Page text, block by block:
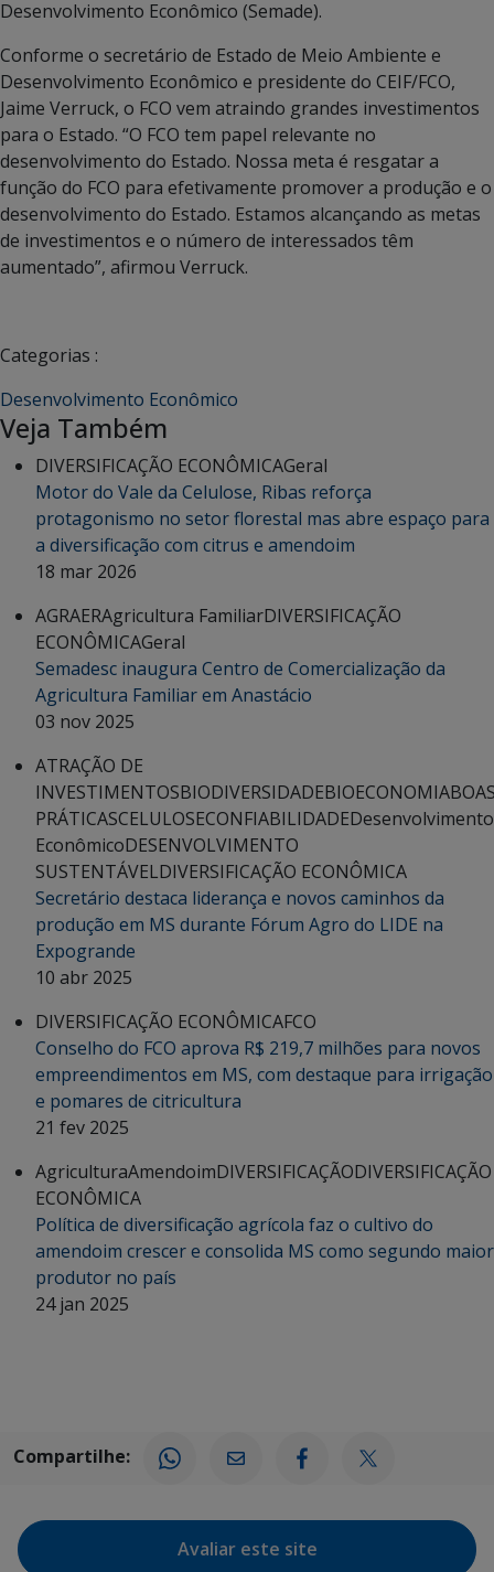
Desenvolvimento Econômico (Semade).
Conforme o secretário de Estado de Meio Ambiente e
Desenvolvimento Econômico e presidente do CEIF/FCO,
Jaime Verruck, o FCO vem atraindo grandes investimentos
para o Estado. “O FCO tem papel relevante no
desenvolvimento do Estado. Nossa meta é resgatar a
função do FCO para efetivamente promover a produção e o
desenvolvimento do Estado. Estamos alcançando as metas
de investimentos e o número de interessados têm
aumentado”, afirmou Verruck.
Categorias :
Desenvolvimento Econômico
Veja Também
DIVERSIFICAÇÃO ECONÔMICAGeral
Motor do Vale da Celulose, Ribas reforça
protagonismo no setor florestal mas abre espaço para
a diversificação com citrus e amendoim
18 mar 2026
AGRAERAgricultura FamiliarDIVERSIFICAÇÃO
ECONÔMICAGeral
Semadesc inaugura Centro de Comercialização da
Agricultura Familiar em Anastácio
03 nov 2025
ATRAÇÃO DE
INVESTIMENTOSBIODIVERSIDADEBIOECONOMIA
PRÁTICASCELULOSECONFIABILIDADEDesenvolvimento
EconômicoDESENVOLVIMENTO
SUSTENTÁVELDIVERSIFICAÇÃO ECONÔMICA
Secretário destaca liderança e novos caminhos da
produção em MS durante Fórum Agro do LIDE na
Expogrande
10 abr 2025
DIVERSIFICAÇÃO ECONÔMICAFCO
Conselho do FCO aprova R$ 219,7 milhões para novos
empreendimentos em MS, com destaque para irrigação
e pomares de citricultura
21 fev 2025
AgriculturaAmendoimDIVERSIFICAÇÃODIVERSIFICAÇÃO
ECONÔMICA
Política de diversificação agrícola faz o cultivo do
amendoim crescer e consolida MS como segundo maior
produtor no país
24 jan 2025
Compartilhe:
Avaliar este site